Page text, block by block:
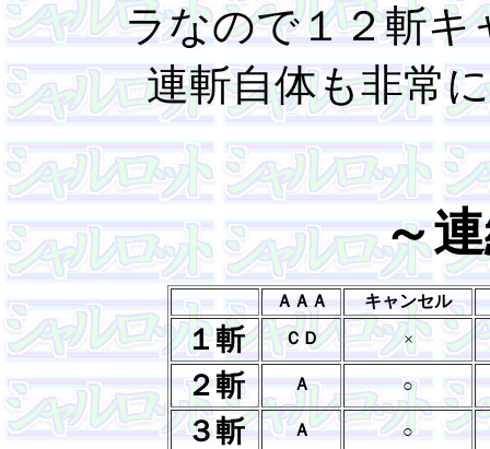
ラなので１２斬キ
連斬自体も非常
～
ＡＡＡ キャンセル
１斬 ＣＤ ×
２斬 Ａ ○
３斬 Ａ ○